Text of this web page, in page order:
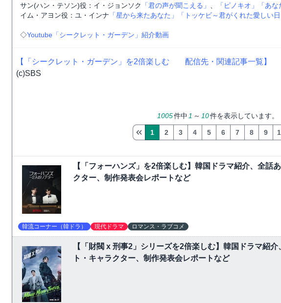
サン(ハン・テソン)役：イ・ジョンソク
「君の声が聞こえる」 「ピノキオ」
「あ
イム・アヨン役：ユ・インナ 「星から来たあなた」 「トッケビ～君がくれた愛しい日
◇Youtube「シークレット・ガーデン」紹介動画
【「シークレット・ガーデン」を2倍楽しむ
配信先・関連記事一覧】
(c)SBS
1005件中 1 ～ 10件を表示しています。
1 2 3 4 5 6 7 8 9
【「フォーハンズ」を2倍楽しむ】韓国ドラマ紹介、全話
クター、制作発表会レポートなど
韓流コーナー（韓ドラ） 現代ドラマ ロマンス・ラブコメ
【「財閥 x 刑事2」シリーズを2倍楽しむ】韓国ドラマ紹
ト・キャラクター、制作発表会レポートなど